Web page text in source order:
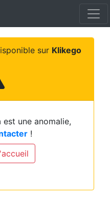
sur Klikego
une anomalie,
!